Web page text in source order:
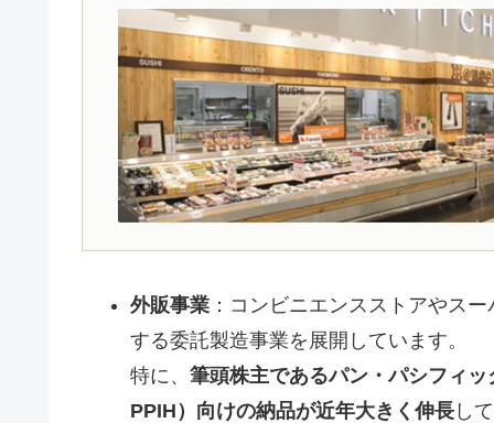
外販事業：コンビニエンスストアやス
する委託製造事業を展開しています。
特に、 筆頭株主であるパン・パシフィ
PPIH）向けの納品が近年大きく伸長し